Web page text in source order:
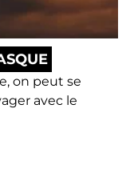
on peut se
avec le